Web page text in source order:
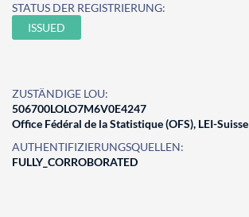
STATUS DER REGISTRIERUNG:
ISSUED
ZUSTÄNDIGE LOU:
506700LOLO7M6V0E4247
Office Fédéral de la Statistique (OFS), LEI-Suisse
AUTHENTIFIZIERUNGSQUELLEN:
FULLY_CORROBORATED